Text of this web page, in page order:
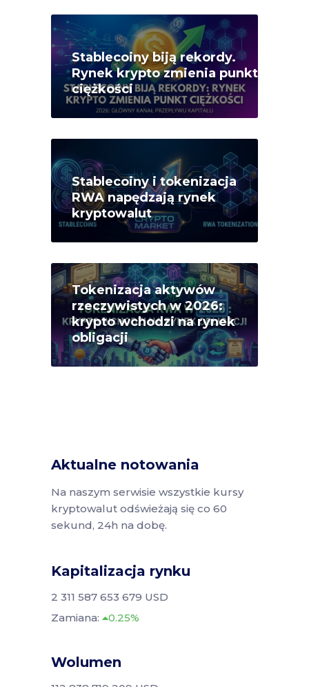
Stablecoiny biją rekordy.
Rynek krypto zmienia punkt
ciężkości
Stablecoiny i tokenizacja
RWA napędzają rynek
kryptowalut
Tokenizacja aktywów
rzeczywistych w 2026:
krypto wchodzi na rynek
obligacji
Aktualne notowania
Na naszym serwisie wszystkie kursy
kryptowalut odświeżają się co 60
sekund, 24h na dobę.
Kapitalizacja rynku
2 311 587 653 679 USD
Zamiana:
0.25%
Wolumen